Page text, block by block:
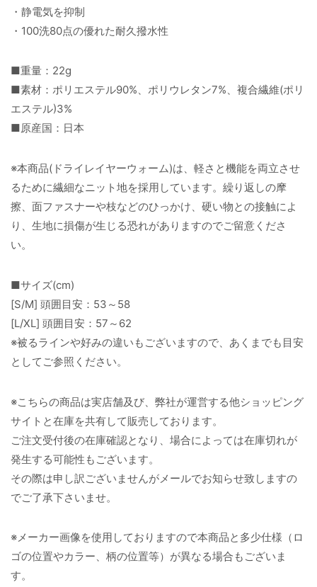
・静電気を抑制
・100洗80点の優れた耐久撥水性
■重量：22g
■素材：ポリエステル90%、ポリウレタン7%、複合繊維(ポリ
エステル)3%
■原産国：日本
※本商品(ドライレイヤーウォーム)は、軽さと機能を両立させ
るために繊細なニット地を採用しています。繰り返しの摩
擦、面ファスナーや枝などのひっかけ、硬い物との接触によ
り、生地に損傷が生じる恐れがありますのでご留意くださ
い。
■サイズ(cm)
[S/M] 頭囲目安：53～58
[L/XL] 頭囲目安：57～62
※被るラインや好みの違いもございますので、あくまでも目安
としてご参照ください。
※こちらの商品は実店舗及び、弊社が運営する他ショッピング
サイトと在庫を共有して販売しております。
ご注文受付後の在庫確認となり、場合によっては在庫切れが
発生する可能性もございます。
その際は申し訳ございませんがメールでお知らせ致しますの
でご了承下さいませ。
※メーカー画像を使用しておりますので本商品と多少仕様（ロ
ゴの位置やカラー、柄の位置等）が異なる場合もございま
す。